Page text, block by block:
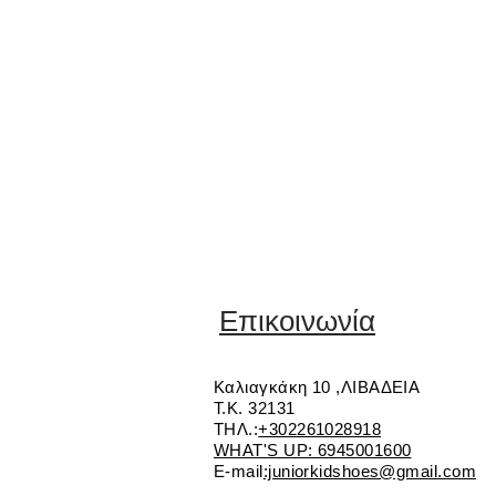
Επικοινωνία
Καλιαγκάκη 10 ,ΛΙΒΑΔΕΙΑ
Τ.Κ. 32131
ΤΗΛ.:+302261028918
WHAT'S UP: 6945001600
E-mail:juniorkidshoes@gmail.com